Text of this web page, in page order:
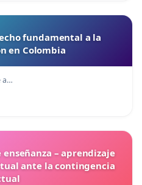
fundamental a la
en Colombia
a…
– aprendizaje
ante la contingencia